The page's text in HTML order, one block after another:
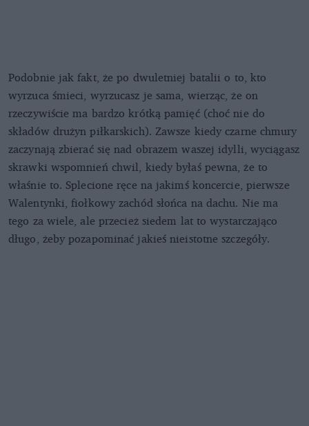
Podobnie jak fakt, że po dwuletniej batalii o to, kto
wyrzuca śmieci, wyrzucasz je sama, wierząc, że on
rzeczywiście ma bardzo krótką pamięć (choć nie do
składów drużyn piłkarskich). Zawsze kiedy czarne chmury
zaczynają zbierać się nad obrazem waszej idylli, wyciągasz
skrawki wspomnień chwil, kiedy byłaś pewna, że to
właśnie to. Splecione ręce na jakimś koncercie, pierwsze
Walentynki, fiołkowy zachód słońca na dachu. Nie ma
tego za wiele, ale przecież siedem lat to wystarczająco
długo, żeby pozapominać jakieś nieistotne szczegóły.